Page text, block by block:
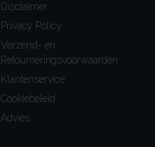
Disclaimer
Privacy Policy
Verzend- en
Retourneringsvoorwaarden
Klantenservice
Cookiebeleid
Advies